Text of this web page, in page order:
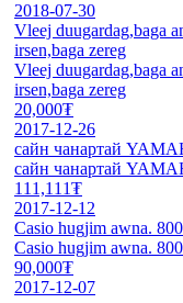
2018-07-30
Vleej duugardag,baga
irsen,baga zereg
Vleej duugardag,baga
irsen,baga zereg
20,000₮
2017-12-26
сайн чанартай
сайн чанартай
111,111₮
2017-12-12
Casio hugjim awna.
Casio hugjim awna.
90,000₮
2017-12-07